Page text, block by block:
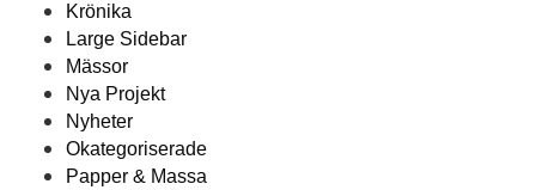
Krönika
Large Sidebar
Mässor
Nya Projekt
Nyheter
Okategoriserade
Papper & Massa